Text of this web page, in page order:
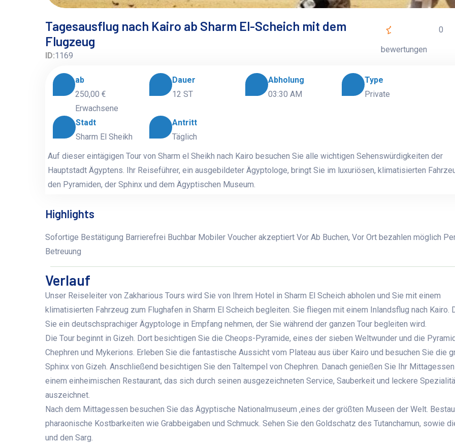
Tagesausflug nach Kairo ab Sharm El-Scheich mit dem
Flugzeug
ID:1169
0
bewertungen
ab
250,00 €
Erwachsene
Dauer
12 ST
Abholung
03:30 AM
Type
Private
Stadt
Sharm El Sheikh
Antritt
Täglich
Auf dieser eintägigen Tour von Sharm el Sheikh nach Kairo besuchen Sie alle wichtigen Sehenswürdigkeiten der
Hauptstadt Ägyptens. Ihr Reiseführer, ein ausgebildeter Ägyptologe, bringt Sie im luxuriösen, klimatisierten
den Pyramiden, der Sphinx und dem Ägyptischen Museum.
Highlights
Sofortige Bestätigung Barrierefrei Buchbar Mobiler Voucher akzeptiert Vor Ab Buchen, Vor Ort bezahlen möglich
Betreuung
Verlauf
Unser Reiseleiter von Zakharious Tours wird Sie von Ihrem Hotel in Sharm El Scheich abholen und Sie mit einem
klimatisierten Fahrzeug zum Flughafen in Sharm El Scheich begleiten. Sie fliegen mit einem Inlandsflug nach Kairo.
Sie ein deutschsprachiger Ägyptologe in Empfang nehmen, der Sie während der ganzen Tour begleiten wird.
Die Tour beginnt in Gizeh. Dort besichtigen Sie die Cheops-Pyramide, eines der sieben Weltwunder und die
Chephren und Mykerions. Erleben Sie die fantastische Aussicht vom Plateau aus über Kairo und besuchen Sie die
Sphinx von Gizeh. Anschließend besichtigen Sie den Taltempel von Chephren. Danach genießen Sie Ihr
einem einheimischen Restaurant, das sich durch seinen ausgezeichneten Service, Sauberkeit und leckere
auszeichnet.
Nach dem Mittagessen besuchen Sie das Ägyptische Nationalmuseum ,eines der größten Museen der Welt.
pharaonische Kostbarkeiten wie Grabbeigaben und Schmuck. Sehen Sie den Goldschatz des Tutanchamun, sowie
und den Sarg.